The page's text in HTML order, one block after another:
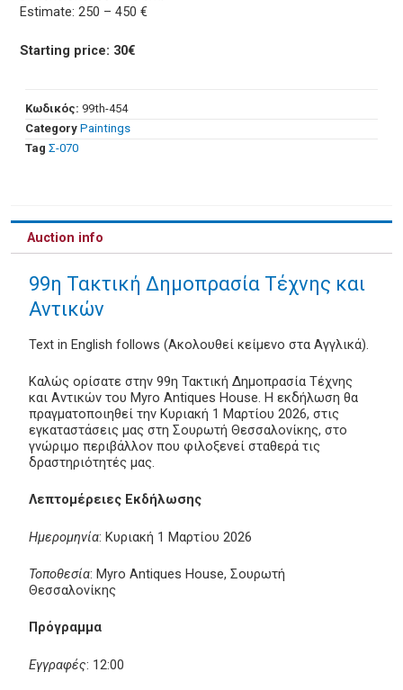
Estimate: 250 – 450 €
Starting price: 30€
Κωδικός: 99th-454
Category Paintings
Tag Σ-070
Auction info
99η Τακτική Δημοπρασία Τέχνης και
Αντικών
Text in English follows (Ακολουθεί κείμενο στα Αγγλικά).
Καλώς ορίσατε στην 99η Τακτική Δημοπρασία Τέχνης
και Αντικών του Myro Antiques House. Η εκδήλωση θα
πραγματοποιηθεί την Κυριακή 1 Μαρτίου 2026, στις
εγκαταστάσεις μας στη Σουρωτή Θεσσαλονίκης, στο
γνώριμο περιβάλλον που φιλοξενεί σταθερά τις
δραστηριότητές μας.
Λεπτομέρειες Εκδήλωσης
Ημερομηνία: Κυριακή 1 Μαρτίου 2026
Τοποθεσία: Myro Antiques House, Σουρωτή
Θεσσαλονίκης
Πρόγραμμα
Εγγραφές: 12:00